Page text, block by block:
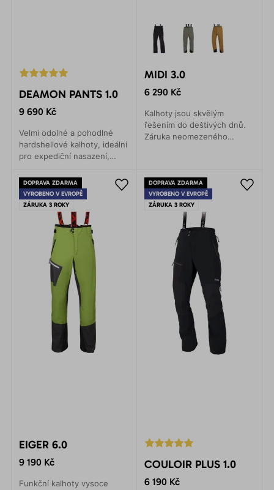
DEAMON PANTS 1.0
9 690 Kč
Velmi odolné a pohodlné
hardshellové kalhoty, ideální
pro expediční nasazení,
VHT, turistiku, lyžování.
Poskytují maximální ochranu
proti vodě a větru.
MIDI 3.0
6 290 Kč
Kalhoty jsou skvělým
řešením do deštivých dnů.
Záruka neomezeného
turistice nebo lezení.
DOPRAVA ZDARMA
VYROBENO V EVROPĚ
ZÁRUKA 3 ROKY
EIGER 6.0
9 190 Kč
Funkční kalhoty vysoce
DOPRAVA ZDARMA
VYROBENO V EVROPĚ
ZÁRUKA 3 ROKY
COULOIR PLUS 1.0
6 190 Kč